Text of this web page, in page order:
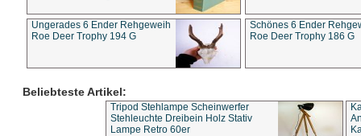
Ungerades 6 Ender Rehgeweih
Roe Deer Trophy 194 G
Schönes 6 Ender
Roe Deer Trophy 186 G
Beliebteste Artikel:
Tripod Stehlampe Scheinwerfer
Stehleuchte Dreibein Holz Stativ
Lampe Retro 60er